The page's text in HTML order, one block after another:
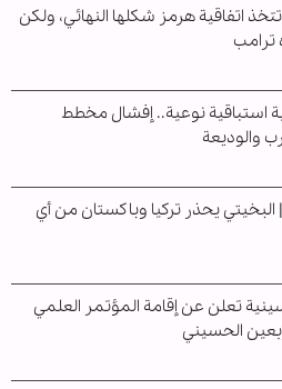
اتفاقية هرمز شكلها النهائي، ولكن
ترامب
استباقية نوعية.. إفشال مخطط
والوديعة
البخيتي يحذر تركيا وباكستان من أي
تعلن عن إقامة المؤتمر العلمي
الحسيني